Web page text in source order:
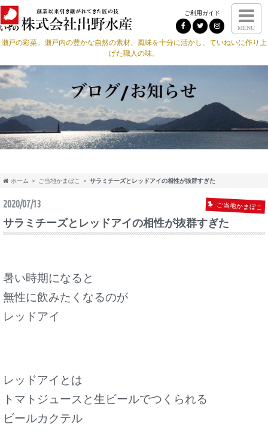
ご利用ガイド
MENU
瀬戸の彩菜。瀬戸内の豊かな自然の素材、風味を十分に活かし、ていねいに作り上
げた職人の味。
ホーム ご当地かまぼこ サラミチーズとレッドアイの相性が抜群すぎた
2020/07/13 ご当地かまぼこ
サラミチーズとレッドアイの相性が抜群すぎた
暑い時期になると
無性に飲みたくなるのが
レッドアイ
レッドアイとは
トマトジュースと生ビールでつくられる
ビールカクテル